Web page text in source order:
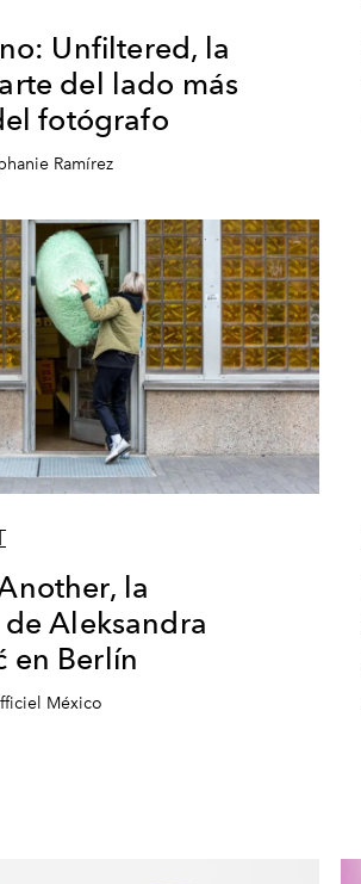
Unfiltered, la
del lado más
fotógrafo
Ramírez
la
Aleksandra
en Berlín
México